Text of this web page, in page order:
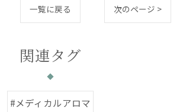
一覧に戻る 次のページ >
関連タグ
#メディカルアロマ